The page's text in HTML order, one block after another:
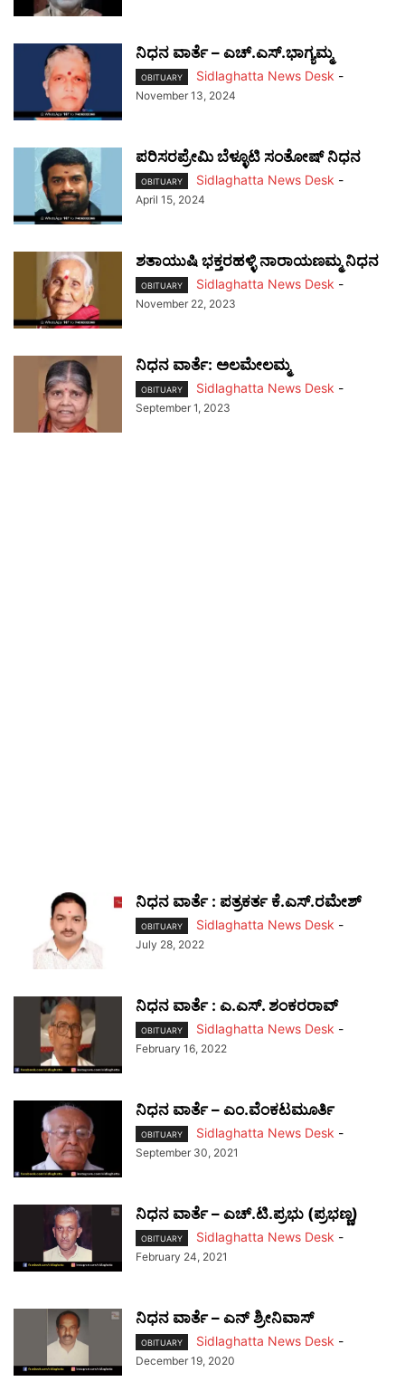
PLACES REAL ESTATE
ನಿಧನ ವಾರ್ತೆ – ಎಚ್.ಎಸ್.ಭಾಗ್ಯಮ್ಮ
OBITUARY Sidlaghatta News Desk -
November 13, 2024
ಪರಿಸರಪ್ರೇಮಿ ಬೆಳ್ಳೂಟಿ ಸಂತೋಷ್ ನಿಧನ
OBITUARY Sidlaghatta News Desk -
April 15, 2024
ಶತಾಯುಷಿ ಭಕ್ತರಹಳ್ಳಿ ನಾರಾಯಣಮ್ಮ ನಿಧನ
OBITUARY Sidlaghatta News Desk -
November 22, 2023
ನಿಧನ ವಾರ್ತೆ: ಅಲಮೇಲಮ್ಮ
OBITUARY Sidlaghatta News Desk -
September 1, 2023
ನಿಧನ ವಾರ್ತೆ : ಪತ್ರಕರ್ತ ಕೆ.ಎಸ್.ರಮೇಶ್
OBITUARY Sidlaghatta News Desk -
July 28, 2022
ನಿಧನ ವಾರ್ತೆ : ಎ.ಎಸ್. ಶಂಕರರಾವ್
OBITUARY Sidlaghatta News Desk -
February 16, 2022
ನಿಧನ ವಾರ್ತೆ – ಎಂ.ವೆಂಕಟಮೂರ್ತಿ
OBITUARY Sidlaghatta News Desk -
September 30, 2021
ನಿಧನ ವಾರ್ತೆ – ಎಚ್.ಟಿ.ಪ್ರಭು (ಪ್ರಭಣ್ಣ)
OBITUARY Sidlaghatta News Desk -
February 24, 2021
ನಿಧನ ವಾರ್ತೆ – ಎನ್ ಶ್ರೀನಿವಾಸ್
OBITUARY Sidlaghatta News Desk -
December 19, 2020